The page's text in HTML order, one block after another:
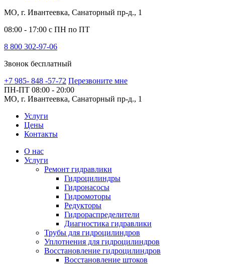
МО, г. Ивантеевка, Санаторный пр-д., 1
08:00 - 17:00 с ПН по ПТ
8 800 302-97-06
Звонок бесплатный
+7 985- 848 -57-72 Перезвоните мне
ПН-ПТ 08:00 - 20:00
МО, г. Ивантеевка, Санаторный пр-д., 1
Услуги
Цены
Контакты
О нас
Услуги
Ремонт гидравлики
Гидроцилиндры
Гидронасосы
Гидромоторы
Редукторы
Гидрораспределители
Диагностика гидравлики
Трубы для гидроцилиндров
Уплотнения для гидроцилиндров
Восстановление гидроцилиндров
Восстановление штоков